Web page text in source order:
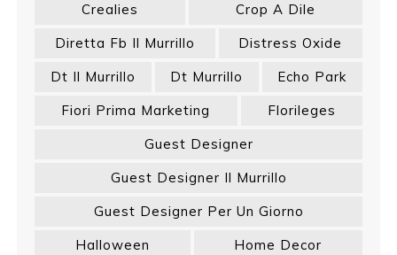
Crealies
Crop A Dile
Diretta Fb Il Murrillo
Distress Oxide
Dt Il Murrillo
Dt Murrillo
Echo Park
Fiori Prima Marketing
Florileges
Guest Designer
Guest Designer Il Murrillo
Guest Designer Per Un Giorno
Halloween
Home Decor